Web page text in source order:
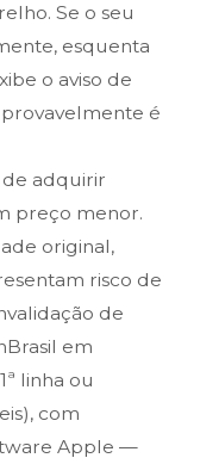
Se o seu
esquenta
o aviso de
é
adquirir
preço menor.
original,
risco de
de
em
linha ou
com
Apple —